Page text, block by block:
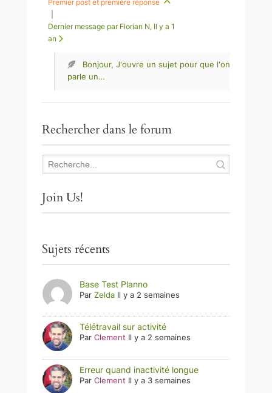
Premier post et première réponse
Dernier message par Florian N, Il y a 1
an
Bonjour, J'ouvre un sujet pour que l'on
parle un…
Rechercher dans le forum
Join Us!
Sujets récents
Base Test Planno
ParZelda Il y a 2 semaines
Télétravail sur activité
ParClement Il y a 2 semaines
Erreur quand inactivité longue
ParClement Il y a 3 semaines